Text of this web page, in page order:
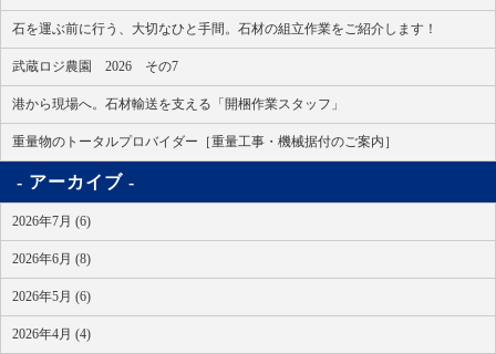
石を運ぶ前に行う、大切なひと手間。石材の組立作業をご紹介します！
武蔵ロジ農園 2026 その7
港から現場へ。石材輸送を支える「開梱作業スタッフ」
重量物のトータルプロバイダー［重量工事・機械据付のご案内］
アーカイブ
2026年7月 (6)
2026年6月 (8)
2026年5月 (6)
2026年4月 (4)